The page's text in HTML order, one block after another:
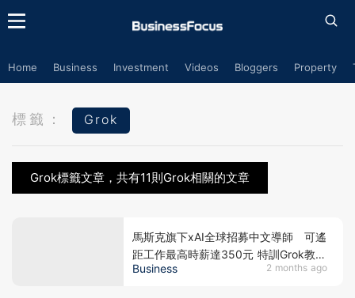
Home Business Investment Videos Bloggers Property
標籤： Grok
Grok標籤文章，共有11則Grok相關的文章
Business 2 months ago
馬斯克旗下xAI全球招募中文導師 可遙
距工作最高時薪達350元 特訓Grok教方
言如廣東話 惟恐用完即棄？